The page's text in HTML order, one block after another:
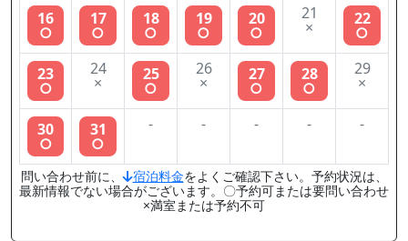
16
○
17
○
18
○
19
○
20
○
21
× 22
○
23
○
24
× 25
○
26
× 27
○
28
○
29
×
30
○
31
○
- - - - -
問い合わせ前に、 宿泊料金をよくご確認下さい。予約状況は、
最新情報でない場合がございます。〇予約可または要問い合わせ
×満室または予約不可